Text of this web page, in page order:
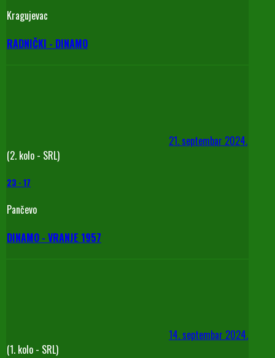
Kragujevac
RADNIČKI - DINAMO
21. septembar 2024.
(2. kolo - SRL)
23 - 17
Pančevo
DINAMO - VRANJE 1957
14. septembar 2024.
(1. kolo - SRL)